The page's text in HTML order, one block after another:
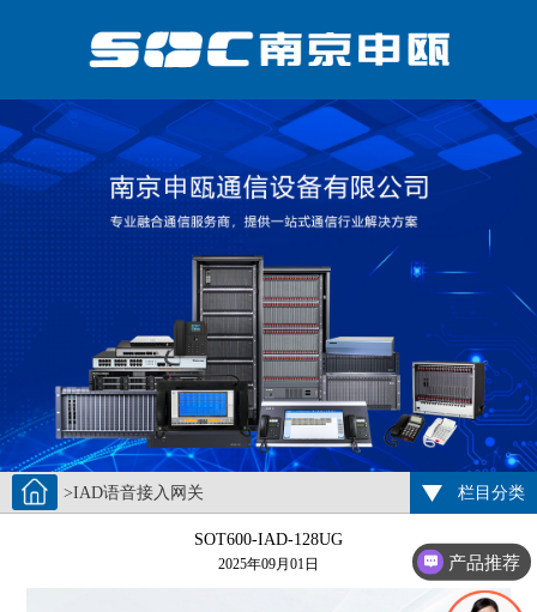
>IAD语音接入网关 栏目分类
SOT600-IAD-128UG
2025年09月01日 产品推荐